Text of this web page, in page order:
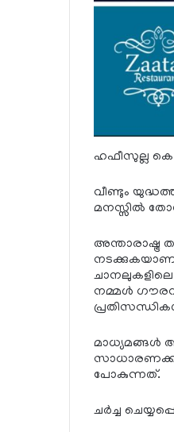
ഹഫീസുല്ല കെ
വീണ്ടും
മനസ്സിൽ
അന്താരാഷ്ട്ര
നടക്കുകയാണ്.
നമ്മൾ
മാധ്യമങ്ങൾ
പോകുന്നത്.
ചർച്ച